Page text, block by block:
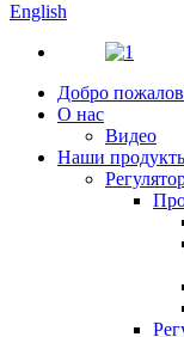
English
Добро
О нас
Видео
Наши